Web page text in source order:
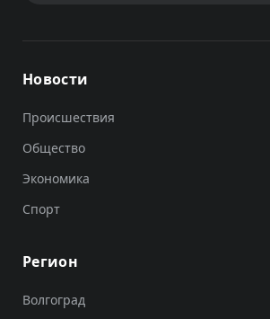
Новости
Происшествия
Общество
Экономика
Спорт
Регион
Волгоград